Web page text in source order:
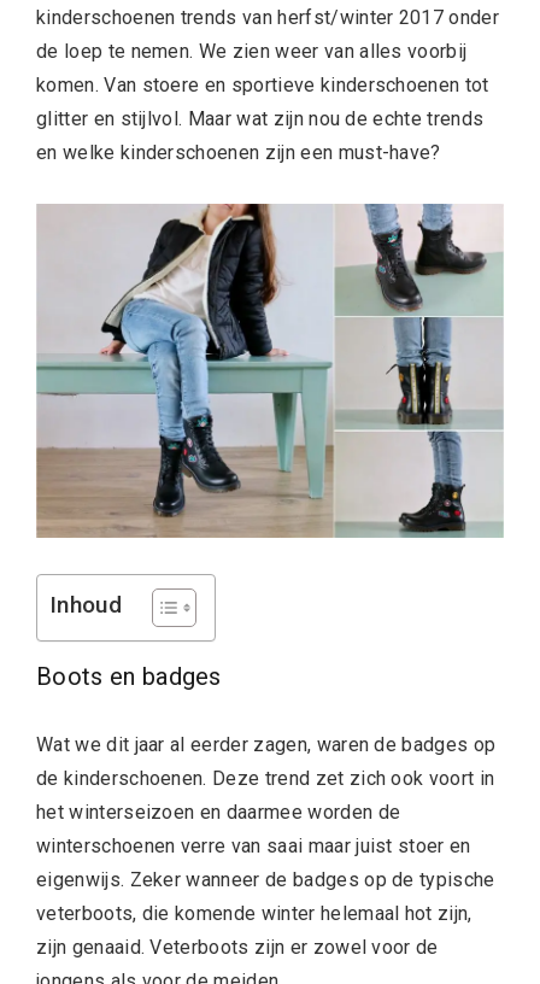
kinderschoenen trends van herfst/winter 2017 onder
de loep te nemen. We zien weer van alles voorbij
komen. Van stoere en sportieve kinderschoenen tot
glitter en stijlvol. Maar wat zijn nou de echte trends
en welke kinderschoenen zijn een must-have?
Inhoud
Boots en badges
Wat we dit jaar al eerder zagen, waren de badges op
de kinderschoenen. Deze trend zet zich ook voort in
het winterseizoen en daarmee worden de
winterschoenen verre van saai maar juist stoer en
eigenwijs. Zeker wanneer de badges op de typische
veterboots, die komende winter helemaal hot zijn,
zijn genaaid. Veterboots zijn er zowel voor de